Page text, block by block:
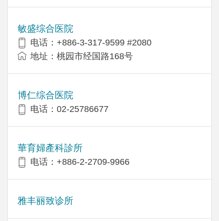
敏盛综合医院
电话：+886-3-317-9599 #2080
地址：桃园市经国路168号
博仁综合医院
电话：02-25786677
華育婦產科診所
电话：+886-2-2709-9966
雅丰丽致诊所